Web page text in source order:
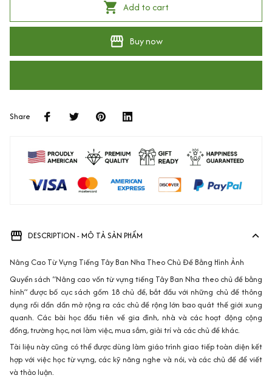
Add to cart
Buy now
Share
DESCRIPTION - MÔ TẢ SẢN PHẨM
Nâng Cao Từ Vựng Tiếng Tây Ban Nha Theo Chủ Đề Bằng Hình Ảnh
Quyển sách “Nâng cao vốn từ vựng tiếng Tây Ban Nha theo chủ đề bằng
hình” được bố cục sách gồm 18 chủ đề, bắt đầu với những chủ đề thông
dụng rồi dần dần mở rộng ra các chủ đề rộng lớn bao quát thế giới xung
quanh. Các bài học đầu tiên về gia đình, nhà và các hoạt động cộng
đồng, trường học, nơi làm việc, mua sắm, giải trí và các chủ đề khác.
Tài liệu này cũng có thể được dùng làm giáo trình giao tiếp toàn diện kết
hợp với việc học từ vựng, các kỹ năng nghe và nói, và các chủ đề để viết
và thảo luận.